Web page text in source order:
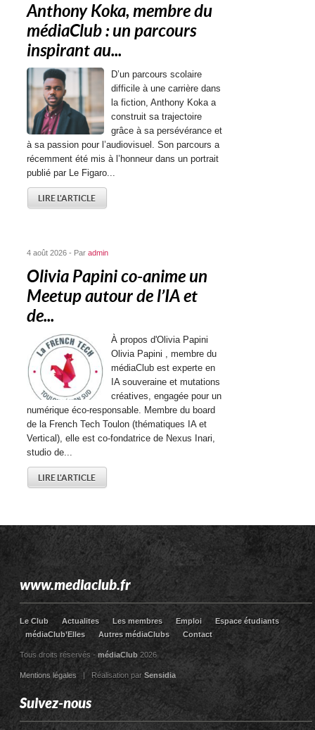
Anthony Koka, membre du
médiaClub : un parcours
inspirant au...
D’un parcours scolaire
difficile à une carrière dans
la fiction, Anthony Koka a
construit sa trajectoire
grâce à sa persévérance et
à sa passion pour l’audiovisuel. Son parcours a
récemment été mis à l’honneur dans un portrait
publié par Le Figaro...
LIRE L'ARTICLE
4 août 2026 - Paradmin
Olivia Papini co-anime un
Meetup autour de l’IA et
de...
À propos d'Olivia Papini
Olivia Papini , membre du
médiaClub est experte en
IA souveraine et mutations
créatives, engagée pour un
numérique éco-responsable. Membre du board
de la French Tech Toulon (thématiques IA et
Vertical), elle est co-fondatrice de Nexus Inari,
studio de...
LIRE L'ARTICLE
www.mediaclub.fr
Le Club Actualites Les membres Emploi
Espace étudiants
médiaClub’Elles
Autres médiaClubs Contact
Tous droits réservés -médiaClub 2026
Mentions légales| Réalisation parSensidia
Suivez-nous